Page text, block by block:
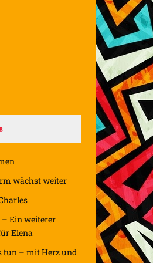
wächst weiter
– Ein weiterer
Elena
tun – mit Herz und